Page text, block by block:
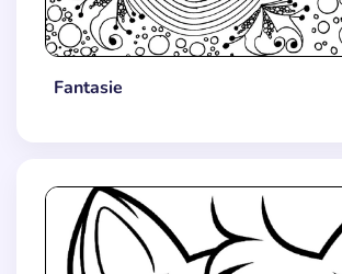
Fantasie